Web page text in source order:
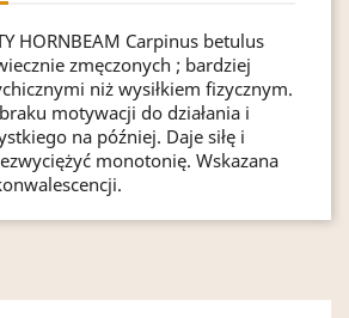
HORNBEAM Carpinus betulus
zmęczonych ; bardziej
niż wysiłkiem fizycznym.
motywacji do działania i
na później. Daje siłę i
monotonię. Wskazana